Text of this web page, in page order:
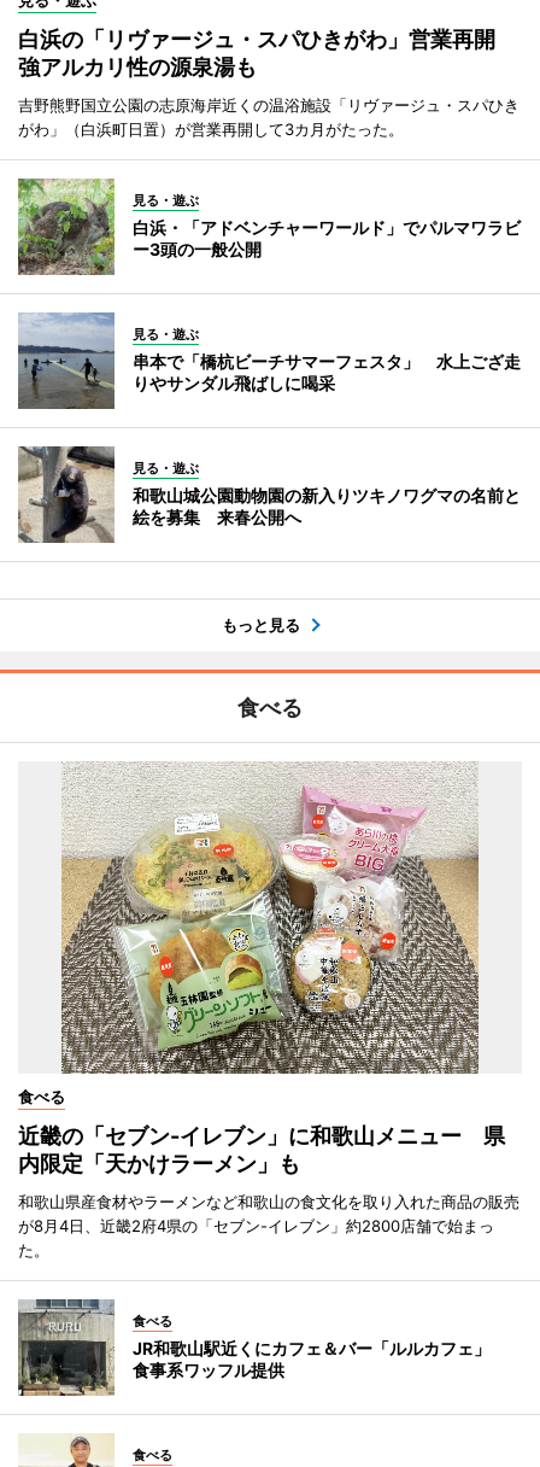
白浜の「リヴァージュ・スパひきがわ」営業再開
強アルカリ性の源泉湯も
吉野熊野国立公園の志原海岸近くの温浴施設「リヴァージュ・スパひき
がわ」（白浜町日置）が営業再開して3カ月がたった。
見る・遊ぶ
白浜・「アドベンチャーワールド」でパルマワラビ
ー3頭の一般公開
見る・遊ぶ
串本で「橋杭ビーチサマーフェスタ」 水上ござ走
りやサンダル飛ばしに喝采
見る・遊ぶ
和歌山城公園動物園の新入りツキノワグマの名前と
絵を募集 来春公開へ
もっと見る
食べる
食べる
近畿の「セブン-イレブン」に和歌山メニュー 県
内限定「天かけラーメン」も
和歌山県産食材やラーメンなど和歌山の食文化を取り入れた商品の販売
が8月4日、近畿2府4県の「セブン-イレブン」約2800店舗で始まっ
た。
食べる
JR和歌山駅近くにカフェ＆バー「ルルカフェ」
食事系ワッフル提供
食べる